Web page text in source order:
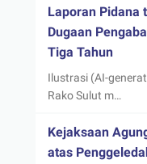
Laporan Pidana
Dugaan
Tiga Tahun
Ilustrasi (AI-
Rako Sulut m…
Kejaksaan
atas